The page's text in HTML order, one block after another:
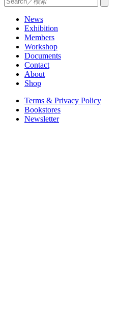
News
Exhibition
Members
Workshop
Documents
Contact
About
Shop
Terms & Privacy Policy
Bookstores
Newsletter